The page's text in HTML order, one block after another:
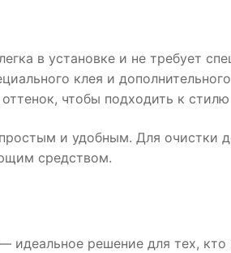
в установке и не требует
клея и
чтобы подходить к
и удобным. Для очистки
средством.
идеальное решение для тех, кто